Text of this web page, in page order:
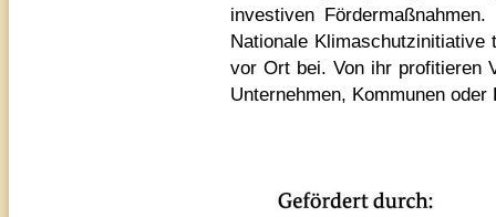
investiven
Nationale
vor Ort bei. Von ihr profitieren
Unternehmen, Kommunen